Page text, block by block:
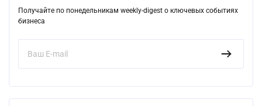
Получайте по понедельникам weekly-digest о ключевых событиях
бизнеса